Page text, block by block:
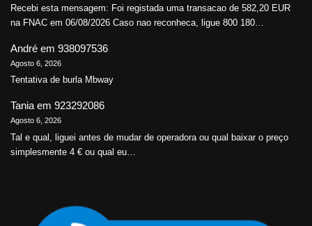
Recebi esta mensagem: Foi registada uma transacao de 582,20 EUR
na FNAC em 06/08/2026 Caso nao reconheca, ligue 800 180…
André em 938097536
Agosto 6, 2026
Tentativa de burla Mbway
Tania em 923292086
Agosto 6, 2026
Tal e qual, liguei antes de mudar de operadora ou qual baixar o preço
simplesmente 4 € ou qual eu…